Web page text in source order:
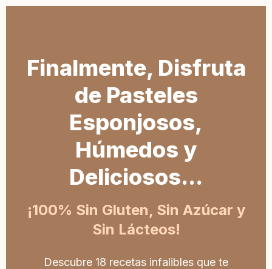
Finalmente, Disfruta
de Pasteles
Esponjosos,
Húmedos y
Deliciosos...
¡100% Sin Gluten, Sin Azúcar y
Sin Lácteos!
Descubre 18 recetas infalibles que te